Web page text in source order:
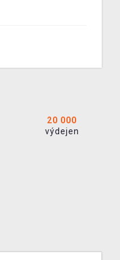
20 000
výdejen